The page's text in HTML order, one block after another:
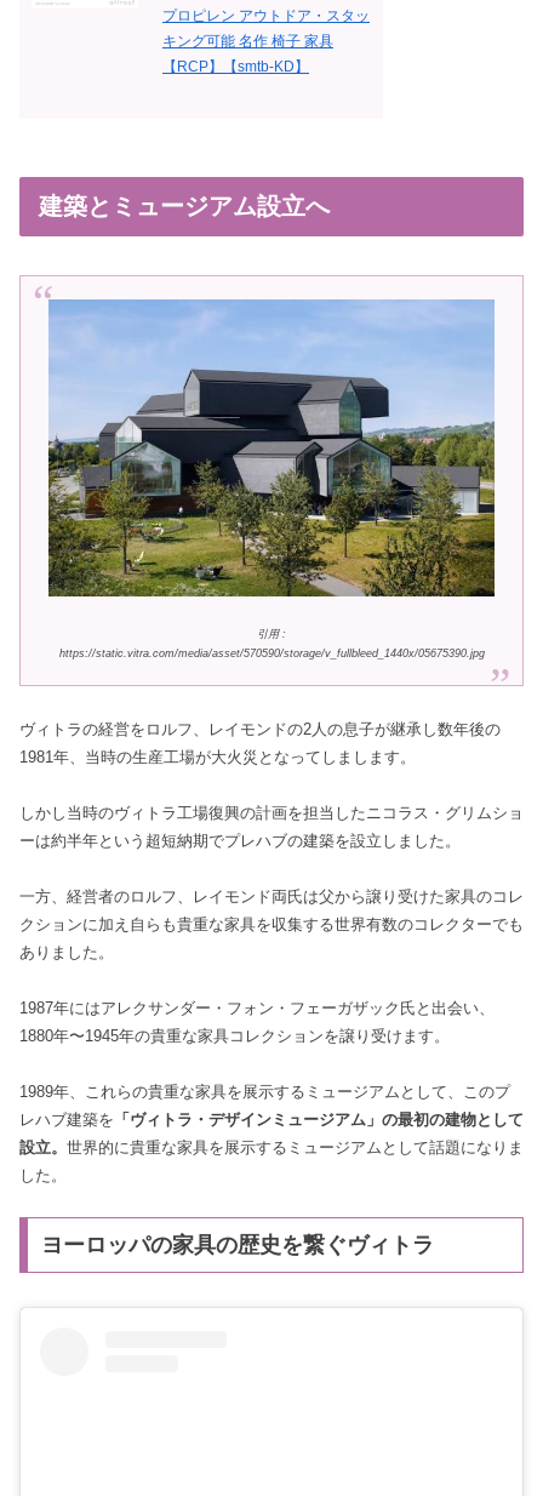
プロピレン アウトドア・スタッ
キング可能 名作 椅子 家具
【RCP】【smtb-KD】
建築とミュージアム設立へ
引用 :
https://static.vitra.com/media/asset/570590/storage/v_fullbleed_1440x/05675390.jpg
ヴィトラの経営をロルフ、レイモンドの2人の息子が継承し数年後の
1981年、当時の生産工場が大火災となってしまします。
しかし当時のヴィトラ工場復興の計画を担当したニコラス・グリムショ
ーは約半年という超短納期でプレハブの建築を設立しました。
一方、経営者のロルフ、レイモンド両氏は父から譲り受けた家具のコレ
クションに加え自らも貴重な家具を収集する世界有数のコレクターでも
ありました。
1987年にはアレクサンダー・フォン・フェーガザック氏と出会い、
1880年〜1945年の貴重な家具コレクションを譲り受けます。
1989年、これらの貴重な家具を展示するミュージアムとして、このプ
レハブ建築を 「ヴィトラ・デザインミュージアム」の最初の建物として
設立。 世界的に貴重な家具を展示するミュージアムとして話題になりま
した。
ヨーロッパの家具の歴史を繋ぐヴィトラ